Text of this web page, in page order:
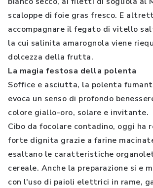
scaloppe di foie gras fresco. E
accompagnare il fegato di vitello
la cui salinita amarognola viene
dolcezza della frutta.
La magia festosa della polenta
Soffice e asciutta, la polenta
evoca un senso di profondo
colore giallo-oro, solare e invitante.
Cibo da focolare contadino, oggi ha
forte dignita grazie a farine
esaltano le caratteristiche
cereale. Anche la preparazione si e
con l'uso di paioli elettrici in rame,